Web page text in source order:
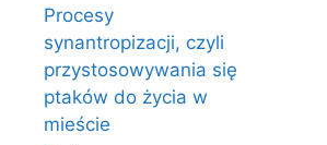
Procesy
synantropizacji, czyli
przystosowywania się
ptaków do życia w
mieście